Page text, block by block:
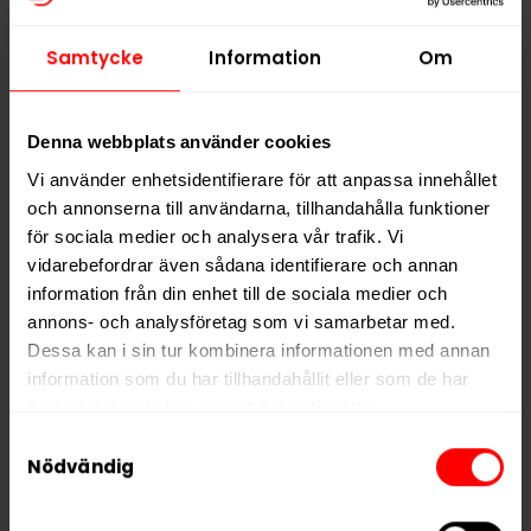
Samtycke Information Om
Denna webbplats använder cookies
Vi använder enhetsidentifierare för att anpassa innehållet
och annonserna till användarna, tillhandahålla funktioner
för sociala medier och analysera vår trafik. Vi
vidarebefordrar även sådana identifierare och annan
information från din enhet till de sociala medier och
annons- och analysföretag som vi samarbetar med.
Dessa kan i sin tur kombinera informationen med annan
information som du har tillhandahållit eller som de har
We work with
who may receive and
Nödvändig
Alla produkter med smaken
PRODUKTINFORMATION
Format
Large
Styrka
Extra Stark
Nikotin per gram
33,0 mg/g
Nikotin per portion
29,7 mg
Nikotin per dosa
594 mg
Vikt per portion